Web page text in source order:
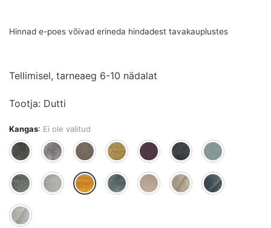
Hinnad e-poes võivad erineda hindadest tavakauplustes
Tellimisel, tarneaeg 6-10 nädalat
Tootja: Dutti
Kangas: Ei ole valitud